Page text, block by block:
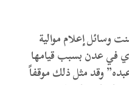
وسائل إعلام موالية
في عدن بسبب قيامها
وقد مثل ذلك موقفاً